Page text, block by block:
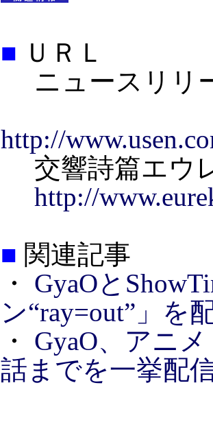
■ ＵＲＬ
ニュースリリ
http://
交響詩篇エウ
http://
■ 関連記事
・ GyaOと
ン“ray=out”」を
・ GyaO、アニ
話までを一挙配